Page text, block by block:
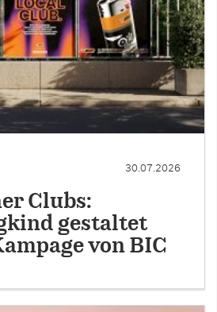
30.07.2026
Clubs:
gestaltet
von BIC